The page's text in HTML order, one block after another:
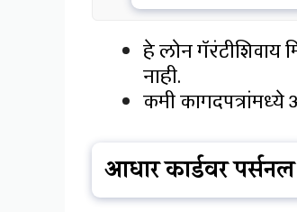
हे लोन गॅरंटीशिवाय
नाही.
कमी
आधार कार्डवर